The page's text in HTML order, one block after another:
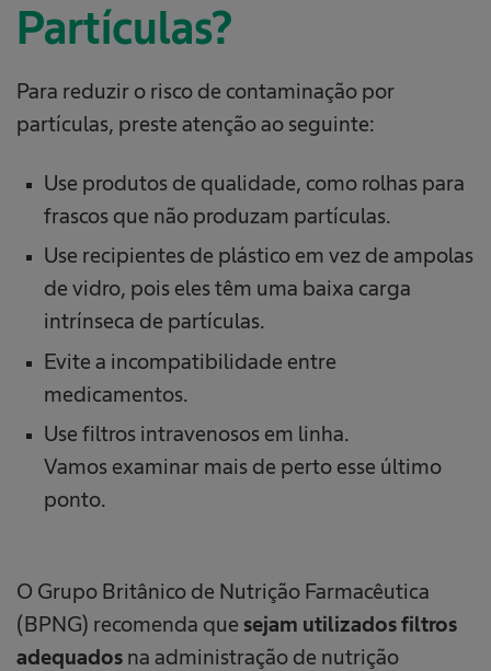
Partículas?
Para reduzir o risco de contaminação por
partículas, preste atenção ao seguinte:
Use produtos de qualidade, como rolhas para
frascos que não produzam partículas.
Use recipientes de plástico em vez de ampolas
de vidro, pois eles têm uma baixa carga
intrínseca de partículas.
Evite a incompatibilidade entre
medicamentos.
Use filtros intravenosos em linha.
Vamos examinar mais de perto esse último
ponto.
O Grupo Britânico de Nutrição Farmacêutica
(BPNG) recomenda que sejam utilizados filtros
adequados na administração de nutrição